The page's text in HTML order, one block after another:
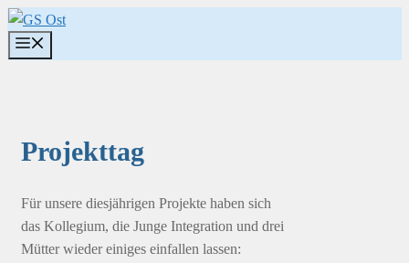
Zum
Inhalt
springen
Projekttag
Für unsere diesjährigen Projekte haben sich
das Kollegium, die Junge Integration und drei
Mütter wieder einiges einfallen lassen: